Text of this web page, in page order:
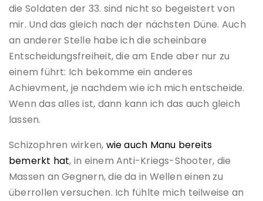
die Soldaten der 33. sind nicht so begeistert von
mir. Und das gleich nach der nächsten Düne. Auch
an anderer Stelle habe ich die scheinbare
Entscheidungsfreiheit, die am Ende aber nur zu
einem führt: Ich bekomme ein anderes
Achievment, je nachdem wie ich mich entscheide.
Wenn das alles ist, dann kann ich das auch gleich
lassen.
Schizophren wirken, wie auch Manu bereits
bemerkt hat, in einem Anti-Kriegs-Shooter, die
Massen an Gegnern, die da in Wellen einen zu
überrollen versuchen. Ich fühlte mich teilweise an